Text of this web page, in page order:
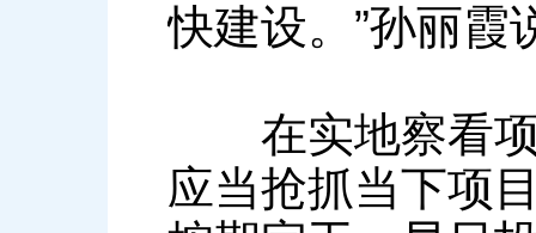
快建设。”孙丽霞
在实地察看项
应当抢抓当下项